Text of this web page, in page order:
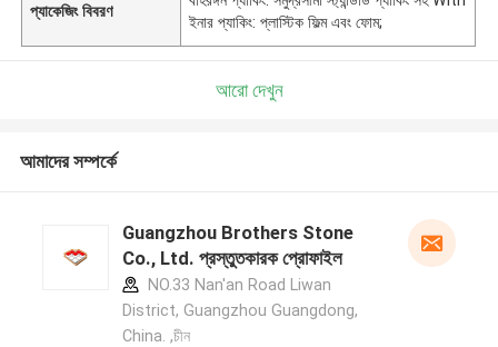
প্যাকেজিং বিবরণ
ইনার প্যাকিং: প্লাস্টিক ফিল্ম এবং ফোম;
আরো দেখুন
আমাদের সম্পর্কে
Guangzhou Brothers Stone
Co., Ltd. প্রস্তুতকারক প্রোফাইল
NO.33 Nan'an Road Liwan
District, Guangzhou Guangdong,
China. ,চীন